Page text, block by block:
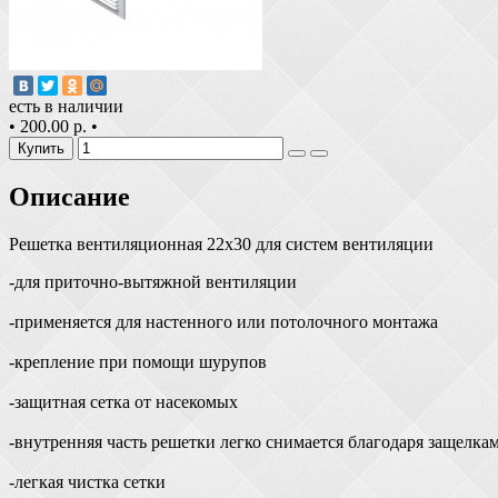
есть в наличии
• 200.00 р. •
Купить
Описание
Решетка вентиляционная 22х30 для систем вентиляции
-для приточно-вытяжной вентиляции
-применяется для настенного или потолочного монтажа
-крепление при помощи шурупов
-защитная сетка от насекомых
-внутренняя часть решетки легко снимается благодаря
-легкая чистка сетки